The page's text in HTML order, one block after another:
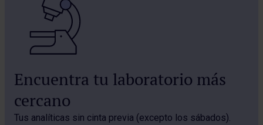
Encuentra tu laboratorio más
cercano
Tus analíticas sin cinta previa (excepto los sábados).